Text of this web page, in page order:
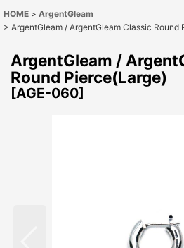
HOME > ArgentGleam
> ArgentGleam / ArgentGleam Classic Round
ArgentGleam /
Round Pierce(Large)
[AGE-060]